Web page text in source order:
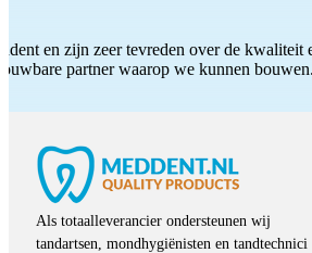
en zijn zeer tevreden over de
partner waarop we kunnen bouwen.
Als totaalleverancier ondersteunen wij
tandartsen, mondhygiënisten en tandtechnici